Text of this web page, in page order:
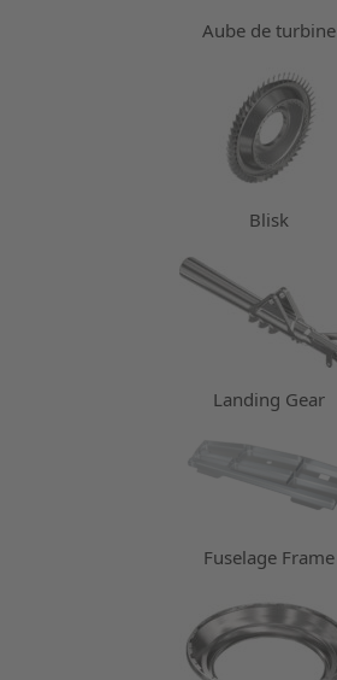
Aube de turbine
Blisk
Landing Gear
Fuselage Frame